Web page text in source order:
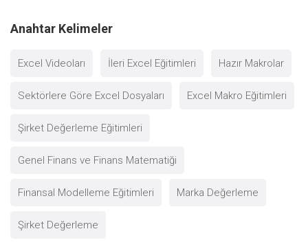
Anahtar Kelimeler
Excel Videoları İleri Excel Eğitimleri Hazır Makrolar
Sektörlere Göre Excel Dosyaları Excel Makro Eğitimleri
Şirket Değerleme Eğitimleri
Genel Finans ve Finans Matematiği
Finansal Modelleme Eğitimleri Marka Değerleme
Şirket Değerleme